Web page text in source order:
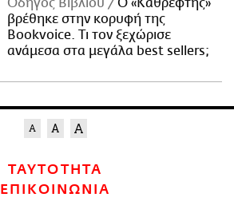
Οδηγός Βιβλίου
Ο «Καθρέφτης»
βρέθηκε στην κορυφή της
Bookvoice. Τι τον ξεχώρισε
ανάμεσα στα μεγάλα best sellers;
ΤΑΥΤΟΤΗΤΑ
ΕΠΙΚΟΙΝΩΝΙΑ